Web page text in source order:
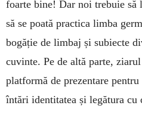
foarte bine! Dar noi trebuie
să se poată practica limba
bogăție de limbaj și subiecte
cuvinte. Pe de altă parte,
platformă de prezentare
întări identitatea și legătura cu